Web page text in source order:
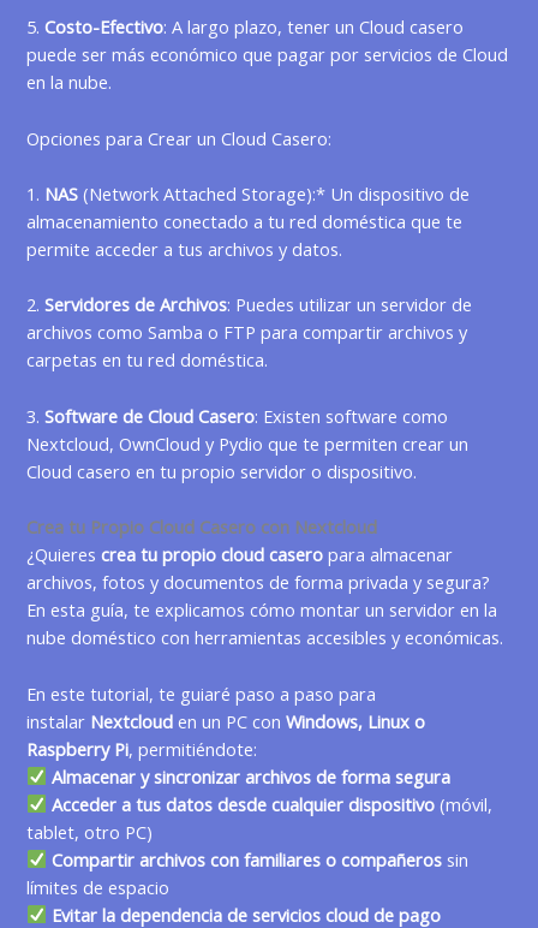
5. Costo-Efectivo: A largo plazo, tener un Cloud casero
puede ser más económico que pagar por servicios de Cloud
en la nube.
Opciones para Crear un Cloud Casero:
1. NAS (Network Attached Storage):* Un dispositivo de
almacenamiento conectado a tu red doméstica que te
permite acceder a tus archivos y datos.
2.Servidores de Archivos: Puedes utilizar un servidor de
archivos como Samba o FTP para compartir archivos y
carpetas en tu red doméstica.
3. Software de Cloud Casero: Existen software como
Nextcloud,OwnCloud y Pydio que te permiten crear un
Cloud casero en tu propio servidor o dispositivo.
Crea tu Propio Cloud Casero con Nextcloud
¿Quieres crea tu propio cloud casero para almacenar
archivos, fotos y documentos de forma privada y segura?
En esta guía, te explicamos cómo montar un servidor en la
nube doméstico con herramientas accesibles y económicas.
En este tutorial, te guiaré paso a paso para
instalar Nextcloud en un PC conWindows, Linux o
Raspberry Pi, permitiéndote:
Almacenar y sincronizar archivos de forma segura
Acceder a tus datos desde cualquier dispositivo (móvil,
tablet, otro PC)
Compartir archivos con familiares o compañeros sin
límites de espacio
Evitar la dependencia de servicios cloud de pago